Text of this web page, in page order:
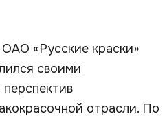
«Русские краски»
своими
отрасли. По